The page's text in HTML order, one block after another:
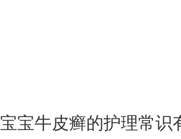
宝宝牛皮癣的护理常识